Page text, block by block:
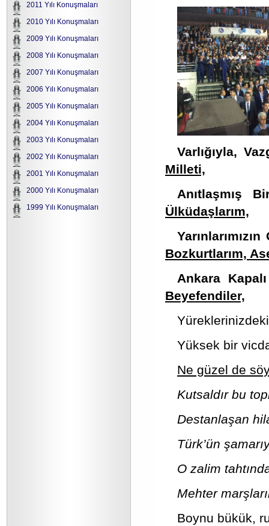
2011 Yılı Konuşmaları
2010 Yılı Konuşmaları
2009 Yılı Konuşmaları
2008 Yılı Konuşmaları
2007 Yılı Konuşmaları
2006 Yılı Konuşmaları
2005 Yılı Konuşmaları
2004 Yılı Konuşmaları
2003 Yılı Konuşmaları
2002 Yılı Konuşmaları
2001 Yılı Konuşmaları
2000 Yılı Konuşmaları
1999 Yılı Konuşmaları
Varlığıyla,
Milleti,
Anıtlaşmış
Ülküdaşlarım,
Bozkurtlarım,
Ankara
Beyefendiler,
Yüksek bir
Ne güzel de
Kutsaldır bu
Destanlaşan
Türk’ün
O zalim
Mehter
Boynu bükük,